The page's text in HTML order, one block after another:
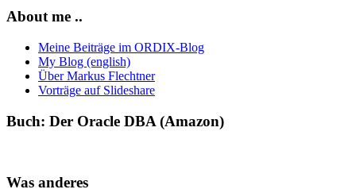
About me ..
Meine Beiträge im ORDIX-Blog
My Blog (english)
Über Markus Flechtner
Vorträge auf Slideshare
Buch: Der Oracle DBA (Amazon)
Was anderes